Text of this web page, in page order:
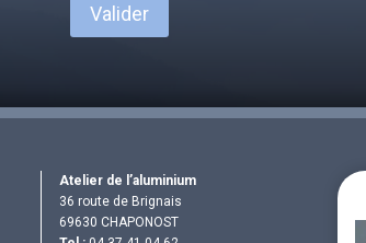
Valider
Atelier de l’aluminium
36 route de Brignais
69630 CHAPONOST